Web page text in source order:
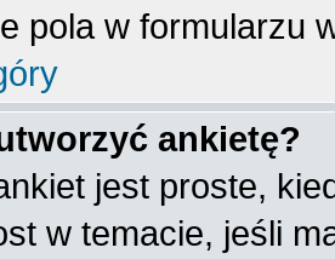
pola w formularzu
ankietę?
jest proste,
w temacie, jeśli